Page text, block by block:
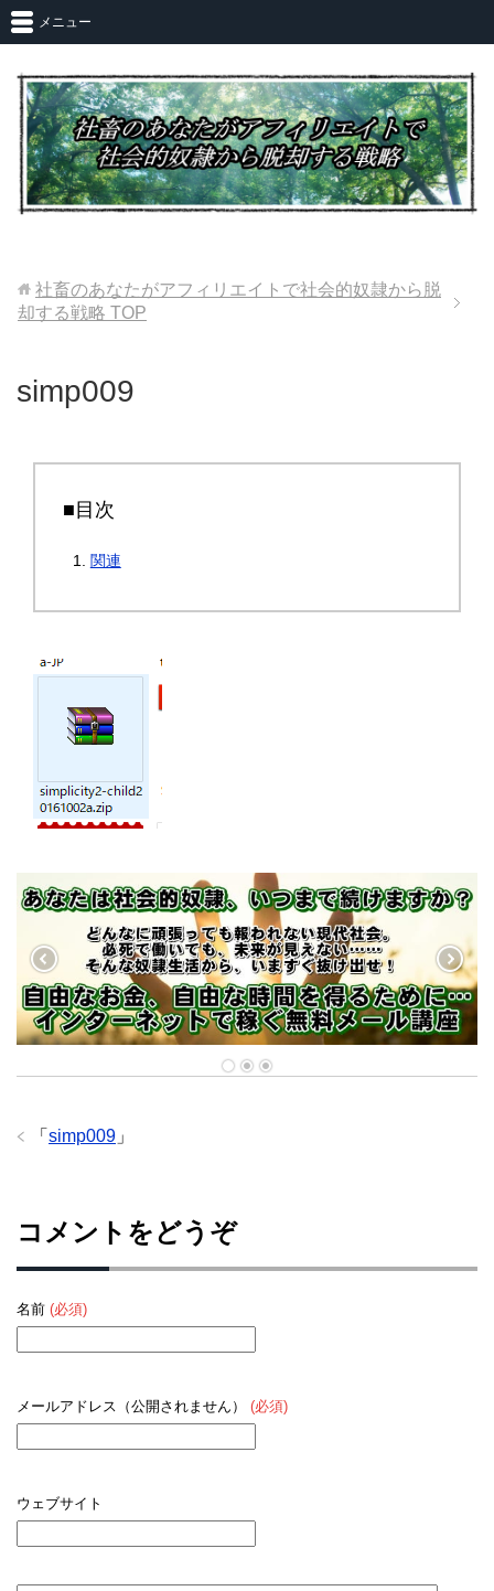
メニュー
社畜のあなたがアフィリエイトで社会的奴隷から脱
却する戦略 TOP
simp009
■目次
関連
「 simp009 」
コメントをどうぞ
名前 (必須)
メールアドレス（公開されません） (必須)
ウェブサイト